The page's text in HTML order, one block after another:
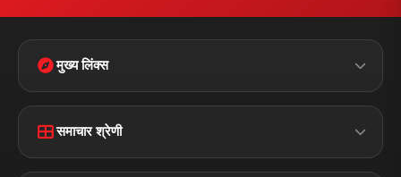
मुख्य लिंक्स
Disclaimer
Terms &
समाचार श्रेणी